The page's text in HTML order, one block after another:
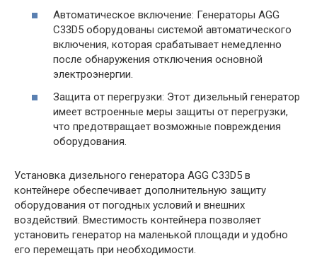
Автоматическое включение: Генераторы AGG
C33D5 оборудованы системой автоматического
включения, которая срабатывает немедленно
после обнаружения отключения основной
электроэнергии.
Защита от перегрузки: Этот дизельный генератор
имеет встроенные меры защиты от перегрузки,
что предотвращает возможные повреждения
оборудования.
Установка дизельного генератора AGG C33D5 в
контейнере обеспечивает дополнительную защиту
оборудования от погодных условий и внешних
воздействий. Вместимость контейнера позволяет
установить генератор на маленькой площади и удобно
его перемещать при необходимости.